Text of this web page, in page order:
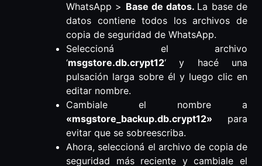
WhatsApp > Base de datos. La base de
datos contiene todos los archivos de
copia de seguridad de WhatsApp.
Seleccioná el archivo
‘msgstore.db.crypt12‘ y hacé una
pulsación larga sobre él y luego clic en
editar nombre.
Cambiale el nombre a
«msgstore_backup.db.crypt12» para
evitar que se sobreescriba.
Ahora, seleccioná el archivo de copia de
seguridad más reciente y cambiale el